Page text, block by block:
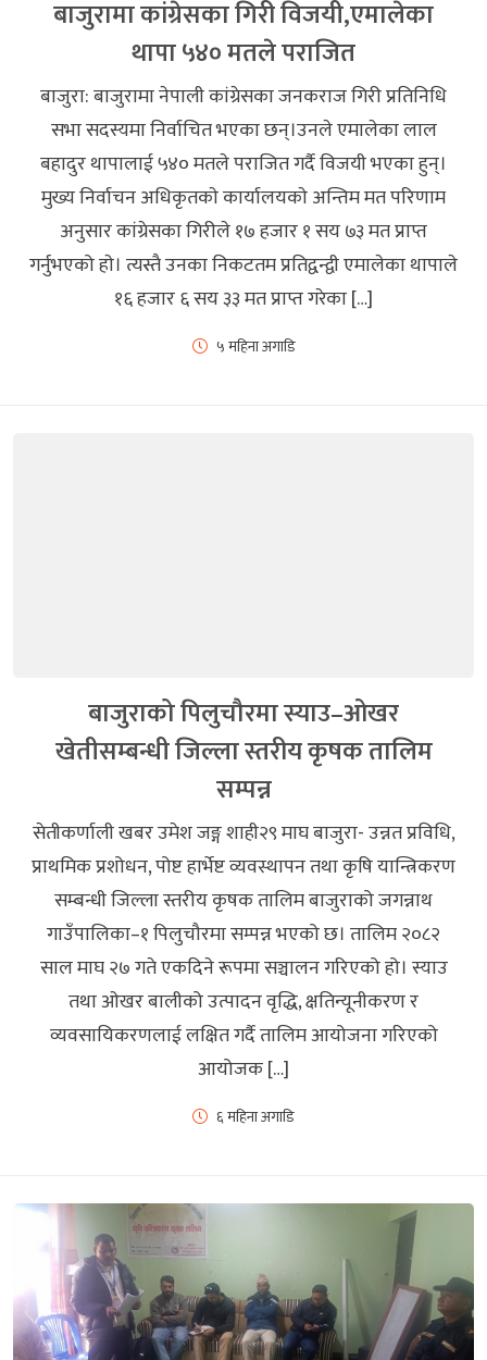
बाजुरामा कांग्रेसका गिरी विजयी,एमालेका
थापा ५४० मतले पराजित
बाजुरा: बाजुरामा नेपाली कांग्रेसका जनकराज गिरी प्रतिनिधि
सभा सदस्यमा निर्वाचित भएका छन्।उनले एमालेका लाल
बहादुर थापालाई ५४० मतले पराजित गर्दै विजयी भएका हुन्।
मुख्य निर्वाचन अधिकृतकाे कार्यालयकाे अन्तिम मत परिणाम
अनुसार कांग्रेसका गिरीले १७ हजार १ सय ७३ मत प्राप्त
गर्नुभएको हाे। त्यस्तै उनका निकटतम प्रतिद्वन्द्वी एमालेका थापाले
१६ हजार ६ सय ३३ मत प्राप्त गरेका […]
५ महिना अगाडि
बाजुराको पिलुचौरमा स्याउ–ओखर
खेतीसम्बन्धी जिल्ला स्तरीय कृषक तालिम
सम्पन्न
सेतीकर्णाली खबर उमेश जङ्ग शाही२९ माघ बाजुरा- उन्नत प्रविधि,
प्राथमिक प्रशोधन, पोष्ट हार्भेष्ट व्यवस्थापन तथा कृषि यान्त्रिकरण
सम्बन्धी जिल्ला स्तरीय कृषक तालिम बाजुराको जगन्नाथ
गाउँपालिका–१ पिलुचौरमा सम्पन्न भएको छ। तालिम २०८२
साल माघ २७ गते एकदिने रूपमा सञ्चालन गरिएको हो। स्याउ
तथा ओखर बालीको उत्पादन वृद्धि, क्षतिन्यूनीकरण र
व्यवसायिकरणलाई लक्षित गर्दै तालिम आयोजना गरिएको
आयोजक […]
६ महिना अगाडि